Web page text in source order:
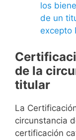
los
de un
excepto
de la
titular
La
circunstancia
certificación